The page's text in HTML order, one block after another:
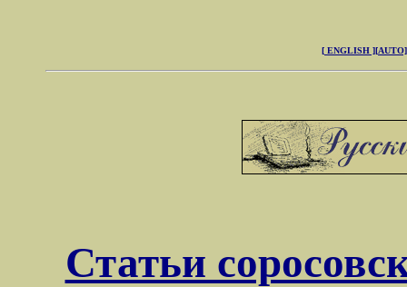
[ ENGLISH ][AUTO]
Статьи